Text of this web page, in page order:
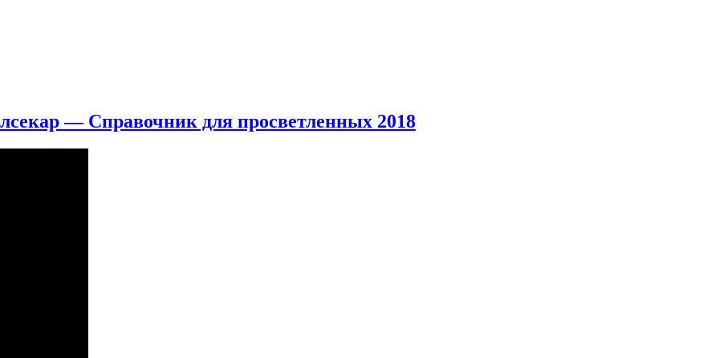
— Справочник для просветленных 2018